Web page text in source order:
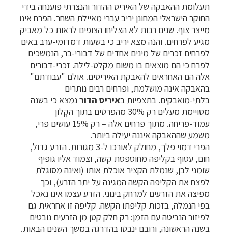
תעלומת ההאבקה של האיריס ההדוּר והנצרתי פוענחה בידי
החוקר הישראלי המחונן יריב עברי מאיילת השחר. הפרח אינו
מייצר צוף. שנים רבות לא הצליחו הצופים לראות כל מאביק
מגיע לפרחים. והנה מצא יריב כי בשעות דמדומי-ערב באים
לפרחים זכרים של מינים אחדים של דבורי-בר, הנמשכים
לפרח כי הם מוצאים בו משום מקלט-לילה. זכרי-דבורים
אלה הם האחראים להאבקת האיריסים. אולם "עבודתם"
בהאבקה אינה מושלמת, ופרחים רבים נותרים
בלתי-מואבקים. בתצפיות באיריס הדור נמצא כי בשנה
מסויימת מעלים רק 30% מהפרטים בתוך הקְלוֹן
עמוד-פריחה. מתוך פרחים אלה – רק 15% עושים פרי,
משמע שההאבקה איננה יעילה ביותר.
הפרי דמוי פלך, מחולק לאורכו ל-3 מגורות. הזרע גדול,
חום, עטוף בקליפה מחוספסת קשה, וצמוד אליו גופיף
שומני לבן, שנמלת הקציר אוכלת אותו (ואינה מסוגלת
לפצח את הקליפה הקשה המגינה על יתר הזרע), וכך
מפיצה את הזרעים למרחק בינוני. הזרע עצמו אינו נאכל
בפי הנמלה, בזכות קליפתו הקשה. קליפה זו אחראית גם
לפיזור הנביטה עם הזמן: רק חלק קטן מן הזרעים נובטים
בשנה הראשונה, ורובם ינבטו בהדרגה במשך השנים הבאות.